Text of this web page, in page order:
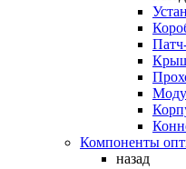
Компоненты
назад